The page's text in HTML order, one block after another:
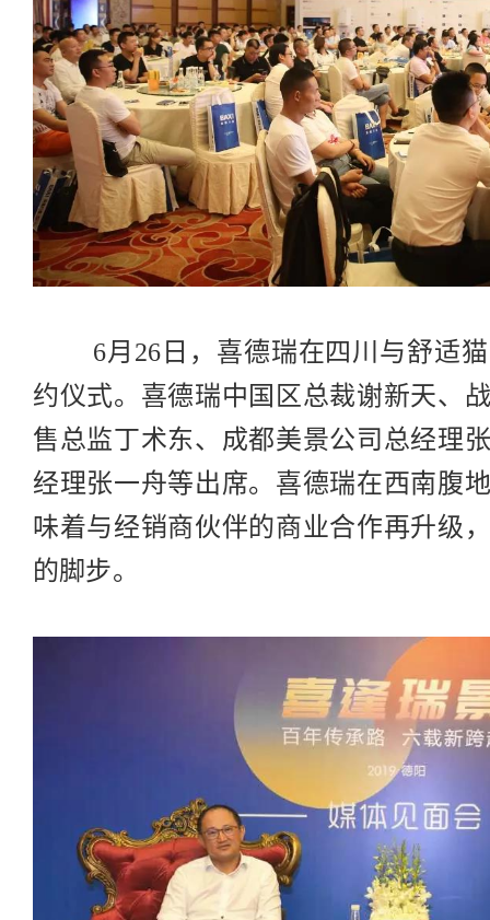
6月26日，喜德瑞在四川与舒适猫
约仪式。喜德瑞中国区总裁谢新天、
售总监丁术东、成都美景公司总经理
经理张一舟等出席。喜德瑞在西南腹
味着与经销商伙伴的商业合作再升级
的脚步。